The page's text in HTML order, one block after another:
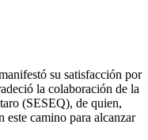
su satisfacción por
la colaboración de la
(SESEQ), de quien,
este camino para alcanzar